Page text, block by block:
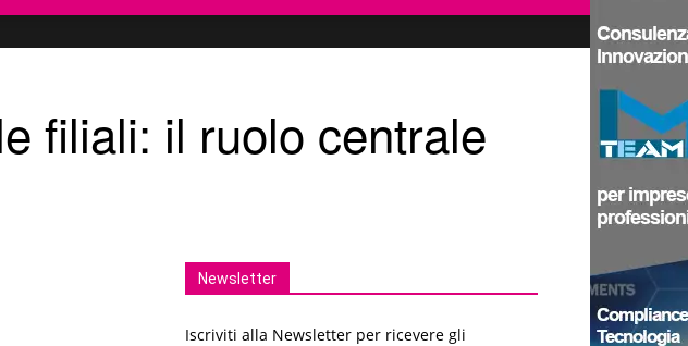
filiali: il ruolo centrale
Newsletter
Iscriviti alla Newsletter per ricevere gli